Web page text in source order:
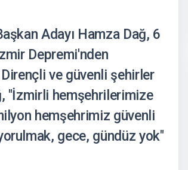
Adayı Hamza Dağ, 6
Depremi'nden
ve güvenli şehirler
"İzmirli hemşehrilerimize
hemşehrimiz güvenli
gece, gündüz yok"